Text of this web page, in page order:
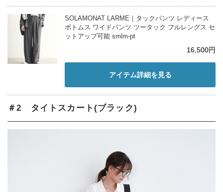
SOLAMONAT LARME｜タックパンツ レディース
ボトムス ワイドパンツ ツータック フルレングス セ
ットアップ可能 smlm-pt
16,500円
アイテム詳細を見る
＃2 タイトスカート(ブラック)